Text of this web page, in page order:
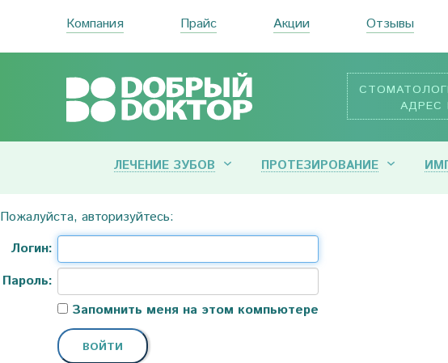
Компания Прайс Акции Отзывы
АДРЕС
ЛЕЧЕНИЕ ЗУБОВ ПРОТЕЗИРОВАНИЕ
Пожалуйста, авторизуйтесь:
Логин:
Пароль:
Запомнить меня на этом компьютере